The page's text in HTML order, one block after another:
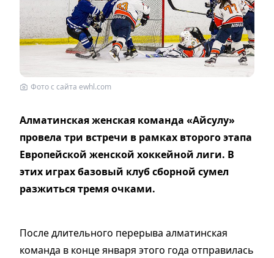
Фото с сайта ewhl.com
Алматинская женская команда «Айсулу»
провела три встречи в рамках второго этапа
Европейской женской хоккейной лиги. В
этих играх базовый клуб сборной сумел
разжиться тремя очками.
После длительного перерыва алматинская
команда в конце января этого года отправилась